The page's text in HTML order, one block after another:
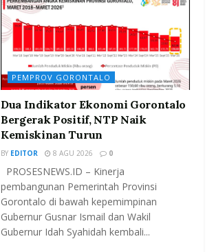
PEMPROV GORONTALO
Dua Indikator Ekonomi Gorontalo
Bergerak Positif, NTP Naik
Kemiskinan Turun
BY EDITOR 8 AGU 2026 0
PROSESNEWS.ID – Kinerja
pembangunan Pemerintah Provinsi
Gorontalo di bawah kepemimpinan
Gubernur Gusnar Ismail dan Wakil
Gubernur Idah Syahidah kembali...